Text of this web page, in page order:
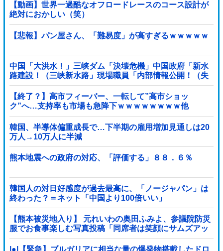
【動画】世界一過酷なオフロードレースのコース設計が
絶対におかしい（笑）
【悲報】パン屋さん、「難易度」が高すぎるｗｗｗｗｗ
中国「大洪水！」三峡ダム「決壊危機」中国政府「新水
路建設！（三峡新水路」現場職員「内部情報公開！（失
踪」湖南省「三峡放流情報（画像」台風13号「...
【終了？】高市フィーバー、一転して”高市ショッ
ク”へ…支持率も市場も急降下ｗｗｗｗｗｗｗｗ他
韓国、半導体偏重成長で…下半期の雇用増加見通しは20
万人→10万人に半減
熊本地震への政府の対応、「評価する」８８．６％
韓国人の対日好感度が過去最高に、「ノージャパン」は
終わった？＝ネット「中国より100倍いい」
【熊本被災地入り】 元れいわの奥田ふみよ、参議院防災
服でお食事楽しむ写真投稿「同席者は笑顔にサムズアッ
プ」